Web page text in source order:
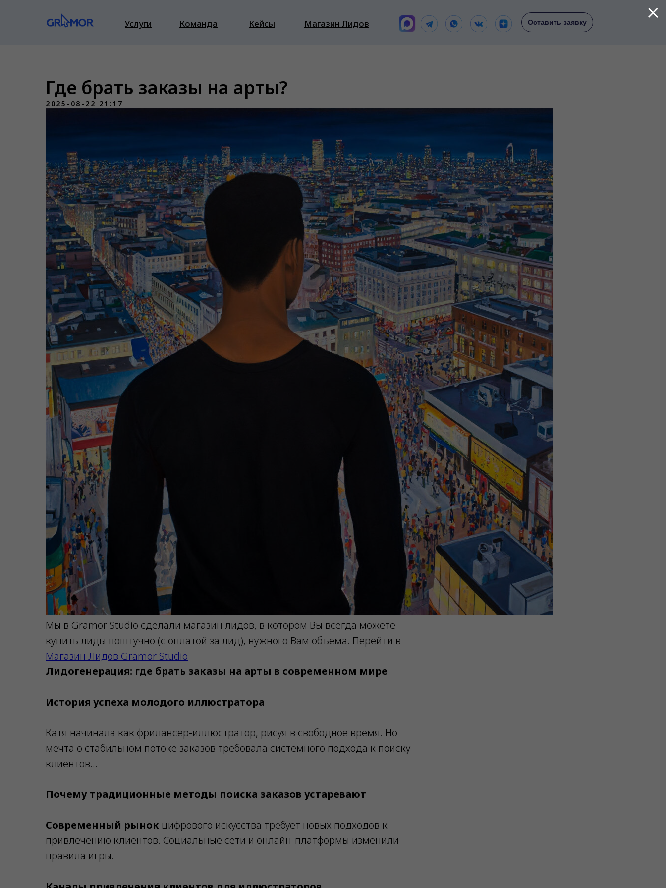
Оставить заявку
Услуги Кейсы Магазин Лидов
Команда
Где брать заказы на арты?
2025-08-22 21:17
Мы в Gramor Studio сделали магазин лидов, в котором Вы всегда можете
купить лиды поштучно (с оплатой за лид), нужного Вам объема. Перейти в
Магазин Лидов Gramor Studio
Лидогенерация: где брать заказы на арты в современном мире
История успеха молодого иллюстратора
Катя начинала как фрилансер-иллюстратор, рисуя в свободное время. Но
мечта о стабильном потоке заказов требовала системного подхода к поиску
клиентов…
Почему традиционные методы поиска заказов устаревают
Современный рынок цифрового искусства требует новых подходов к
привлечению клиентов. Социальные сети и онлайн-платформы изменили
правила игры.